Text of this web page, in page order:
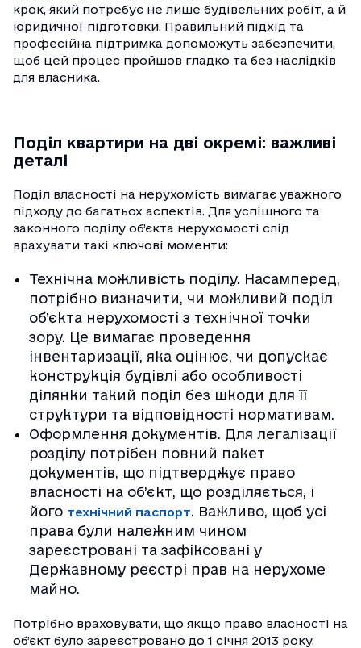
крок, який потребує не лише будівельних робіт, а й
юридичної підготовки. Правильний підхід та
професійна підтримка допоможуть забезпечити,
щоб цей процес пройшов гладко та без наслідків
для власника.
Поділ квартири на дві окремі: важливі
деталі
Поділ власності на нерухомість вимагає уважного
підходу до багатьох аспектів. Для успішного та
законного поділу об’єкта нерухомості слід
врахувати такі ключові моменти:
Технічна можливість поділу. Насамперед,
потрібно визначити, чи можливий поділ
об’єкта нерухомості з технічної точки
зору. Це вимагає проведення
інвентаризації, яка оцінює, чи допускає
конструкція будівлі або особливості
ділянки такий поділ без шкоди для її
структури та відповідності нормативам.
Оформлення документів. Для легалізації
розділу потрібен повний пакет
документів, що підтверджує право
власності на об’єкт, що розділяється, і
його технічний паспорт. Важливо, щоб усі
права були належним чином
зареєстровані та зафіксовані у
Державному реєстрі прав на нерухоме
майно.
Потрібно враховувати, що якщо право власності на
об’єкт було зареєстровано до 1 січня 2013 року,